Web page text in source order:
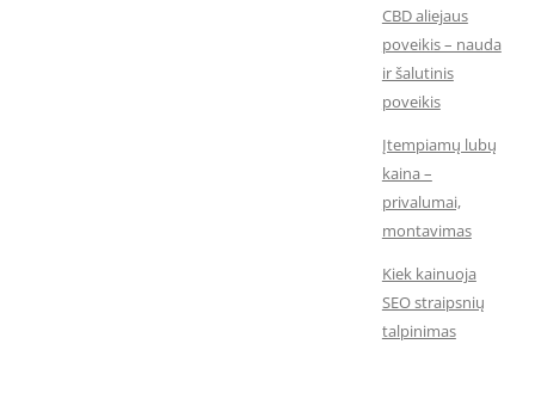
CBD aliejaus
poveikis – nauda
ir šalutinis
poveikis
Įtempiamų lubų
kaina –
privalumai,
montavimas
Kiek kainuoja
SEO straipsnių
talpinimas